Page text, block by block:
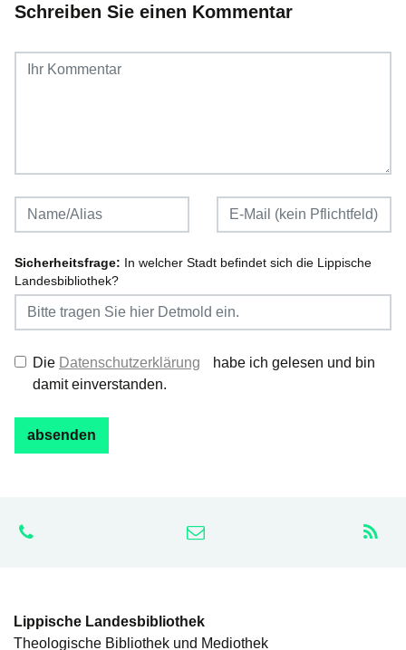
Schreiben Sie einen Kommentar
Sicherheitsfrage: In welcher Stadt befindet sich die Lippische
Landesbibliothek?
Die Datenschutzerklärung
habe ich gelesen und bin
damit einverstanden.
Lippische Landesbibliothek
Theologische Bibliothek und Mediothek